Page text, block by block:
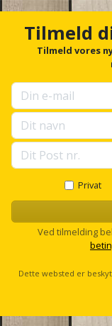
Tilmeld
Tilmeld vores
Privat
Ved tilmelding
Dette websted er